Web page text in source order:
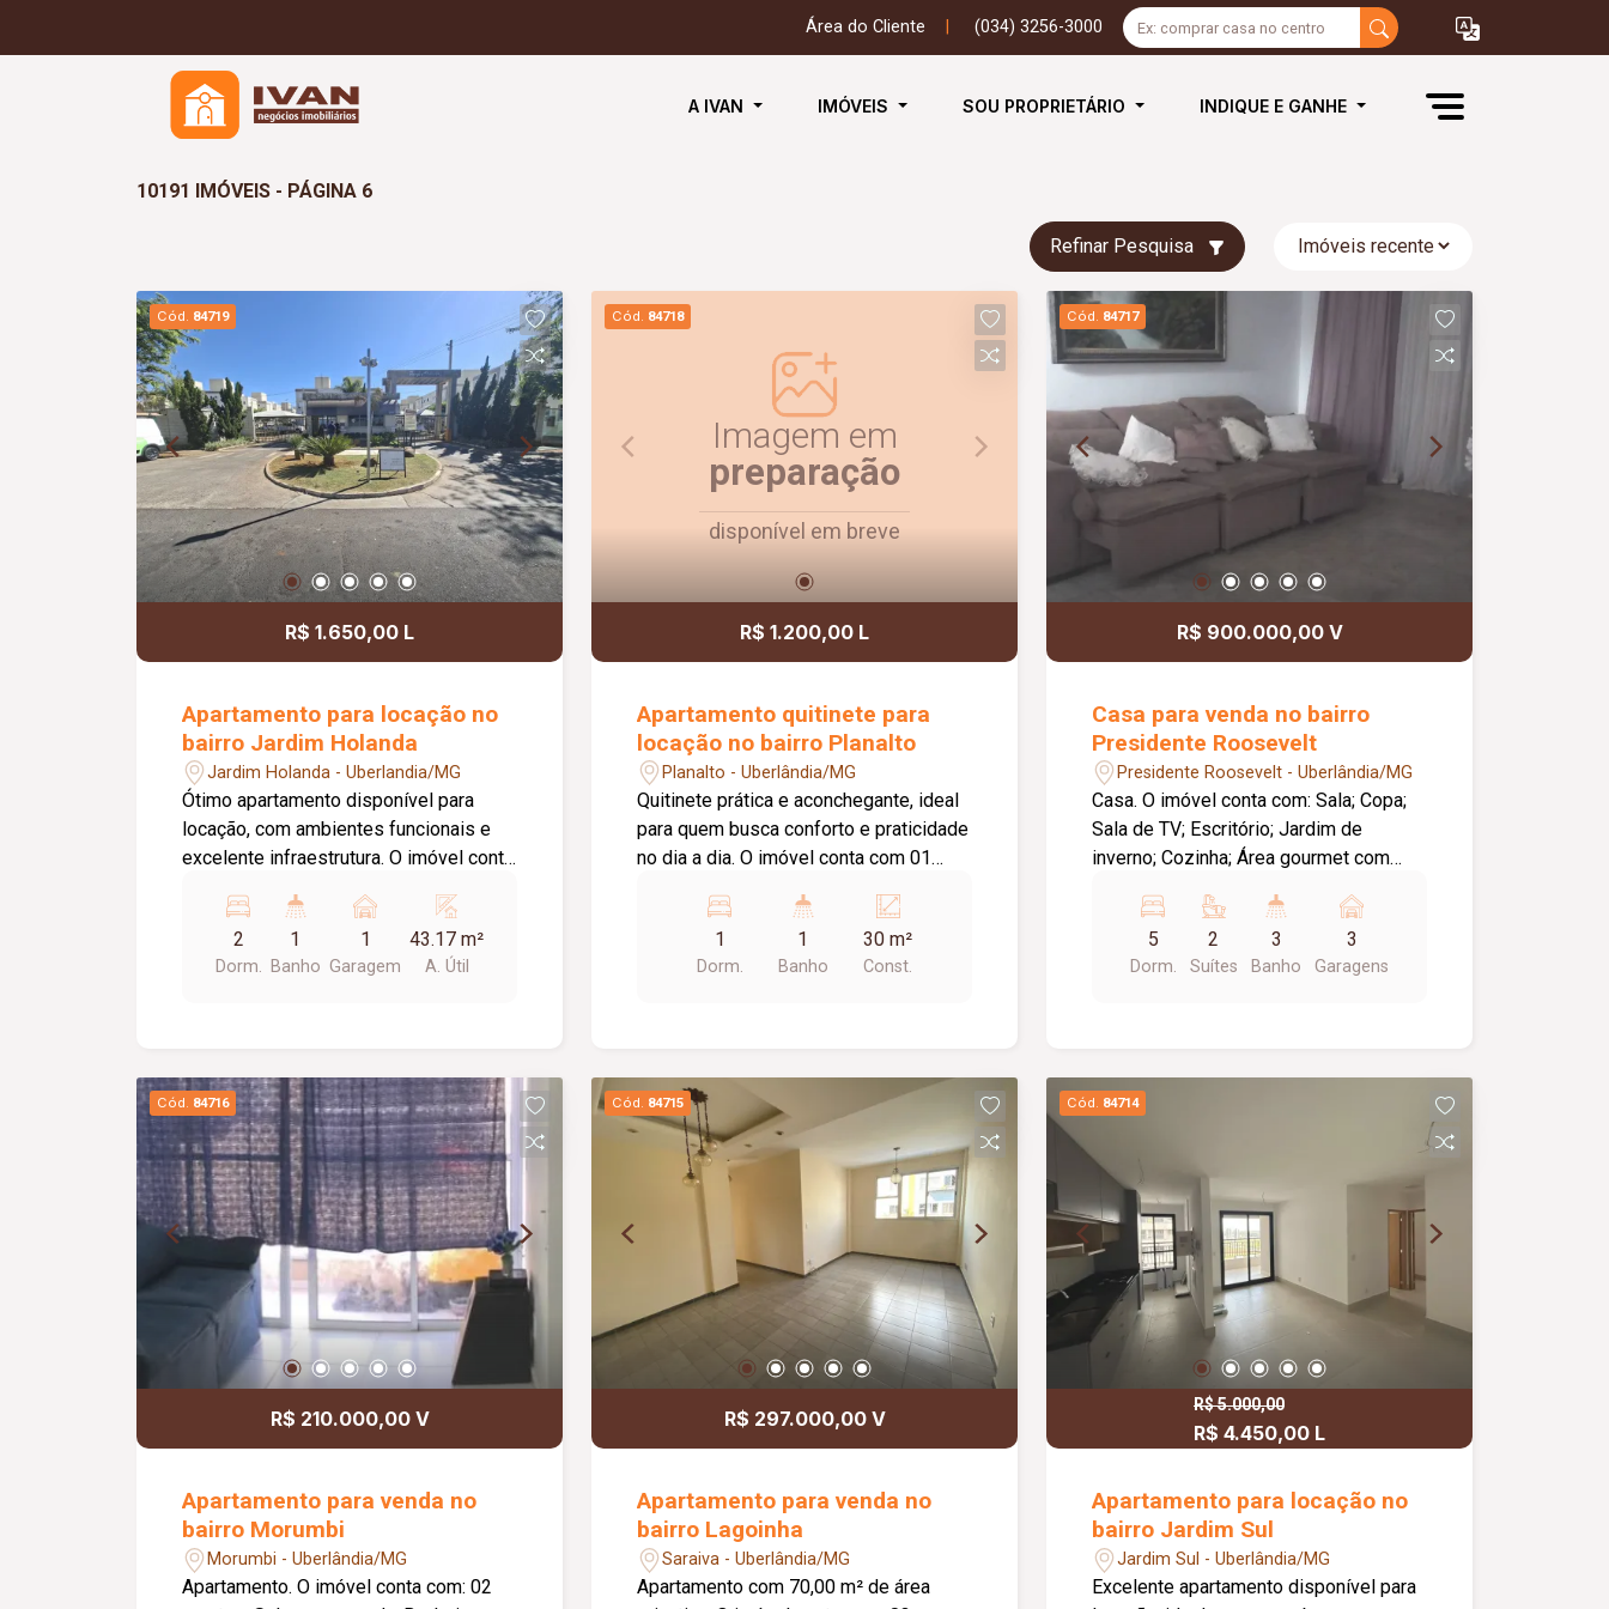
Área do Cliente (034) 3256-3000
A IVAN IMÓVEIS SOU PROPRIETÁRIO INDIQUE E GANHE
10191 IMÓVEIS - PÁGINA 6
Refinar Pesquisa
Cód. 84719
R$ 1.650,00 L
Apartamento para locação no
bairro Jardim Holanda
Jardim Holanda - Uberlandia/MG
Ótimo apartamento disponível para
locação, com ambientes funcionais e
excelente infraestrutura. O imóvel conta
com painel para TV, 01 cozinha com
armários e depurador (sugar), 01 área
de serviço, 01 banheiro social com box
salão de festas, proporcionando mais
segurança, conforto e lazer para os
moradores.
2
Dorm.
1
Banho
1
Garagem
43.17 m²
A. Útil
Cód. 84718
Imagem em
preparação
disponível em breve
R$ 1.200,00 L
Apartamento quitinete para
locação no bairro Planalto
Planalto - Uberlândia/MG
Quitinete prática e aconchegante, ideal
para quem busca conforto e praticidade
no dia a dia. O imóvel conta com 01
serviço e não possui garagem.
Excelente opção para solteiros,
estudantes ou casais.
1
Dorm.
1
Banho
30 m²
Const.
Cód. 84717
R$ 900.000,00 V
Casa para venda no bairro
Presidente Roosevelt
Presidente Roosevelt - Uberlândia/MG
Casa. O imóvel conta com: Sala; Copa;
Sala de TV; Escritório; Jardim de
inverno; Cozinha; Área gourmet com
03 vagas de garagem; Diferenciais:
Ambientes amplos e bem distribuídos,
proporcionando conforto e praticidade;
5
Dorm.
2
Suítes
3
Banho
3
Garagens
Cód. 84716
R$ 210.000,00 V
Apartamento para venda no
bairro Morumbi
Morumbi - Uberlândia/MG
Apartamento. O imóvel conta com: 02
Cód. 84715
R$ 297.000,00 V
Apartamento para venda no
bairro Lagoinha
Saraiva - Uberlândia/MG
Apartamento com 70,00 m² de área
Cód. 84714
R$ 5.000,00
R$ 4.450,00 L
Apartamento para locação no
bairro Jardim Sul
Jardim Sul - Uberlândia/MG
Excelente apartamento disponível para